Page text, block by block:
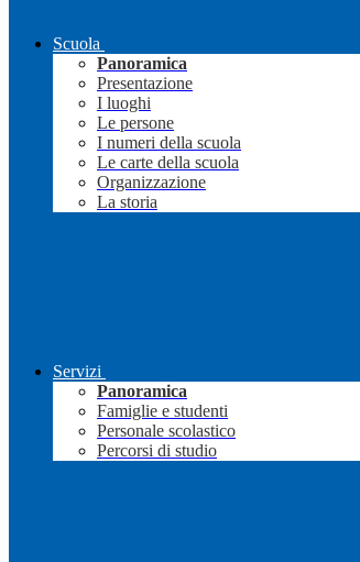
Scuola
Panoramica
Presentazione
I luoghi
Le persone
I numeri della scuola
Le carte della scuola
Organizzazione
La storia
Servizi
Panoramica
Famiglie e studenti
Personale scolastico
Percorsi di studio